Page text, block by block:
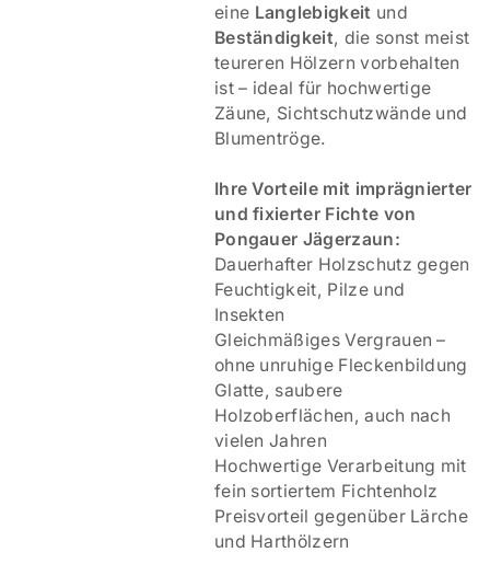
eine Langlebigkeit und
Beständigkeit, die sonst meist
teureren Hölzern vorbehalten
ist – ideal für hochwertige
Zäune, Sichtschutzwände und
Blumentröge.
Ihre Vorteile mit imprägnierter
und fixierter Fichte von
Pongauer Jägerzaun:
Dauerhafter Holzschutz gegen
Feuchtigkeit, Pilze und
Insekten
Gleichmäßiges Vergrauen –
ohne unruhige Fleckenbildung
Glatte, saubere
Holzoberflächen, auch nach
vielen Jahren
Hochwertige Verarbeitung mit
fein sortiertem Fichtenholz
Preisvorteil gegenüber Lärche
und Harthölzern